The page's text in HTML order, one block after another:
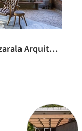
Casa Carcará / Victoria Nizarala Arquitectura